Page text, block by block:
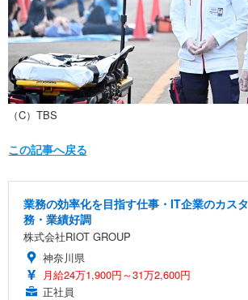
（C）TBS
この記事へ戻る
業務の効率化を目指す仕事・IT企業のカス
務・業績好調
株式会社RIOT GROUP
神奈川県
月給24万1,900円～31万2,600円
正社員